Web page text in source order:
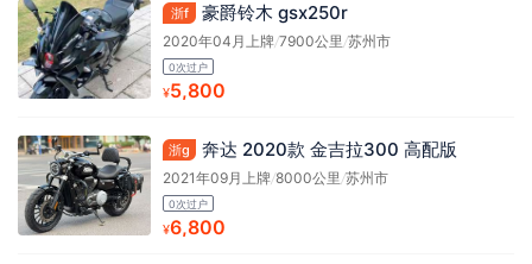
浙f 豪爵铃木 gsx250r
2020年04月上牌/7900公里/苏州市
0次过户
¥5,800
浙g 奔达 2020款 金吉拉300 高配版
2021年09月上牌/8000公里/苏州市
0次过户
¥6,800